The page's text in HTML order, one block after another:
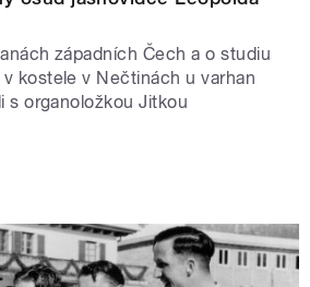
západních Čech a o studiu
kostele v Nečtinách u varhan
s organoložkou Jitkou